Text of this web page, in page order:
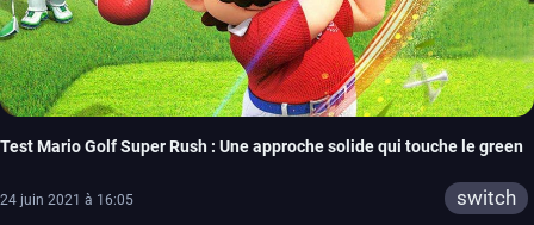
Test Mario Golf Super Rush : Une approche solide qui touche le green
24 juin 2021 à 16:05 switch